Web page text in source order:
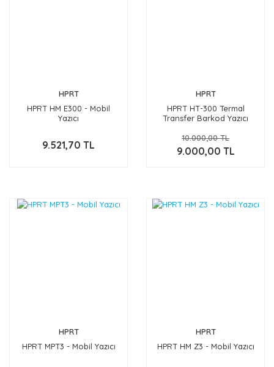
HPRT
HPRT HM E300 - Mobil
Yazıcı
9.521,70 TL
HPRT
HPRT HT-300 Termal
Transfer Barkod Yazıcı
10.000,00 TL
9.000,00 TL
HPRT
HPRT MPT3 - Mobil Yazıcı
HPRT
HPRT HM Z3 - Mobil Yazıcı